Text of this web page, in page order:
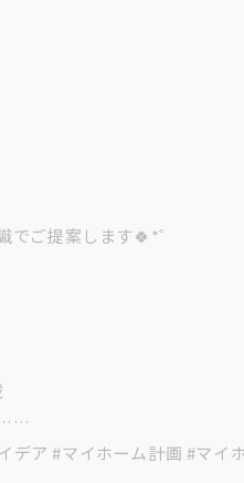
ご提案します🍀*゜
デア #マイホーム計画 #マ